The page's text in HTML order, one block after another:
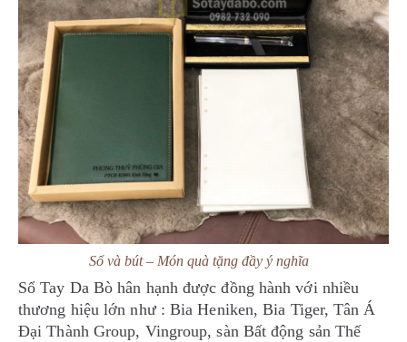
Sổ và bút – Món quà tặng đầy ý nghĩa
Sổ Tay Da Bò hân hạnh được đồng hành với nhiều
thương hiệu lớn như : Bia Heniken, Bia Tiger, Tân Á
Đại Thành Group, Vingroup, sàn Bất động sản Thế